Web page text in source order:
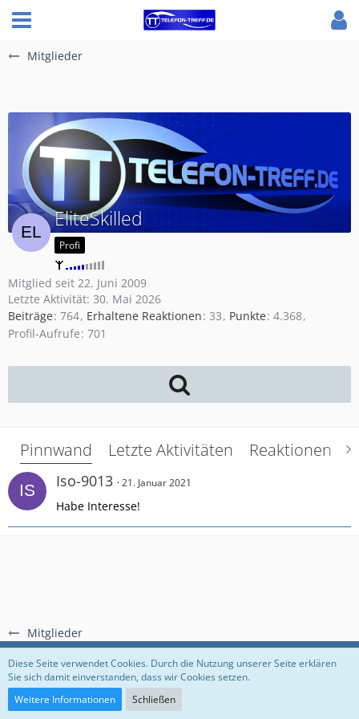
Mitglieder
Mitglieder
EliteSkilled
Profi
Mitglied seit 22. Juni 2009
Letzte Aktivität: 30. Mai 2026
Beiträge 764 Erhaltene Reaktionen 33 Punkte 4.368
Profil-Aufrufe 701
Pinnwand Letzte Aktivitäten Reaktionen
Iso-9013 21. Januar 2021
Habe Interesse!
Regeln Datenschutzerklärung Impressum
Community-Software:
Diese Seite verwendet Cookies. Durch die Nutzung unserer Seite erklären
Sie sich damit einverstanden, dass wir Cookies setzen.
Weitere Informationen
Schließen